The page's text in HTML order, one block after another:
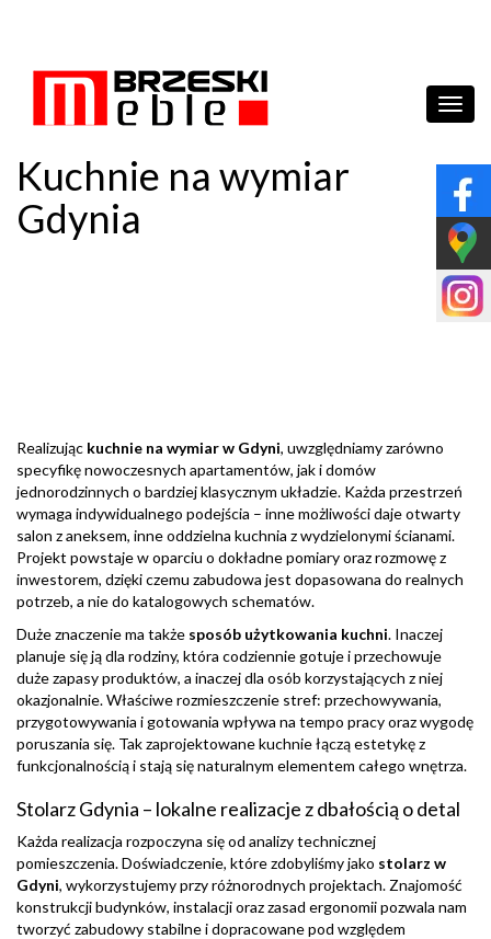
Kuchnie na wymiar
Gdynia
Realizując kuchnie na wymiar w Gdyni, uwzględniamy zarówno
specyfikę nowoczesnych apartamentów, jak i domów
jednorodzinnych o bardziej klasycznym układzie. Każda przestrzeń
wymaga indywidualnego podejścia – inne możliwości daje otwarty
salon z aneksem, inne oddzielna kuchnia z wydzielonymi ścianami.
Projekt powstaje w oparciu o dokładne pomiary oraz rozmowę z
inwestorem, dzięki czemu zabudowa jest dopasowana do realnych
potrzeb, a nie do katalogowych schematów.
Duże znaczenie ma także sposób użytkowania kuchni. Inaczej
planuje się ją dla rodziny, która codziennie gotuje i przechowuje
duże zapasy produktów, a inaczej dla osób korzystających z niej
okazjonalnie. Właściwe rozmieszczenie stref: przechowywania,
przygotowywania i gotowania wpływa na tempo pracy oraz wygodę
poruszania się. Tak zaprojektowane kuchnie łączą estetykę z
funkcjonalnością i stają się naturalnym elementem całego wnętrza.
Stolarz Gdynia – lokalne realizacje z dbałością o detal
Każda realizacja rozpoczyna się od analizy technicznej
pomieszczenia. Doświadczenie, które zdobyliśmy jako stolarz w
Gdyni, wykorzystujemy przy różnorodnych projektach. Znajomość
konstrukcji budynków, instalacji oraz zasad ergonomii pozwala nam
tworzyć zabudowy stabilne i dopracowane pod względem